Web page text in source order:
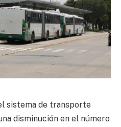
sistema de transporte
disminución en el número